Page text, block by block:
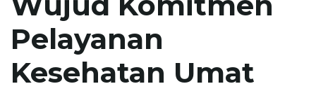
Pelayanan
Kesehatan Umat